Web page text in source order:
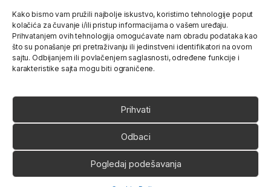
Kako bismo vam pružili najbolje iskustvo, koristimo tehnologije poput
kolačića za čuvanje i/ili pristup informacijama o vašem uređaju.
Prihvatanjem ovih tehnologija omogućavate nam obradu podataka kao
što su ponašanje pri pretraživanju ili jedinstveni identifikatori na ovom
sajtu. Odbijanjem ili povlačenjem saglasnosti, određene funkcije i
karakteristike sajta mogu biti ograničene.
Prihvati
Odbaci
Pogledaj podešavanja
Popularne kategorije
O nama
Ukoliko imate neko pitanje,
slobodno nas pozovite